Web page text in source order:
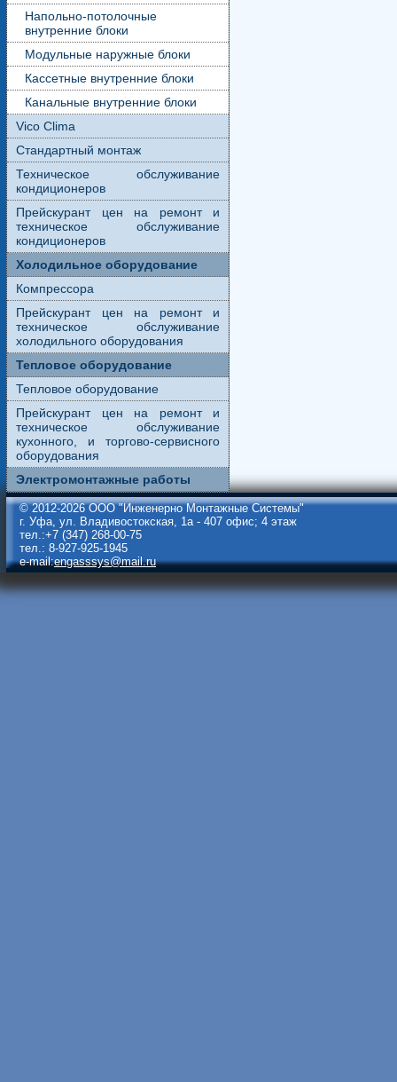
Напольно-потолочные
внутренние блоки
Модульные наружные блоки
Кассетные внутренние блоки
Канальные внутренние блоки
Vico Clima
Стандартный монтаж
Техническое обслуживание
кондиционеров
Прейскурант цен на ремонт и
техническое обслуживание
кондиционеров
Холодильное оборудование
Компрессора
Прейскурант цен на ремонт и
техническое обслуживание
холодильного оборудования
Тепловое оборудование
Тепловое оборудование
Прейскурант цен на ремонт и
техническое обслуживание
кухонного, и торгово-сервисного
оборудования
Электромонтажные работы
© 2012-2026 ООО "Инженерно Монтажные Системы"
г. Уфа, ул. Владивостокская, 1а - 407 офис; 4 этаж
тел.:+7 (347) 268-00-75
тел.: 8-927-925-1945
e-mail:engasssys@mail.ru